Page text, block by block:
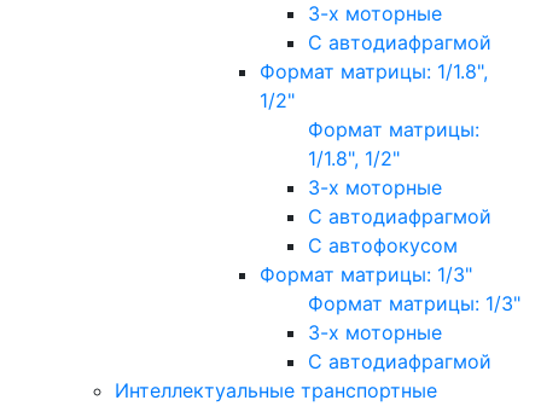
3-х моторные
С автодиафрагмой
Формат матрицы: 1/1.8",
1/2"
Формат матрицы:
1/1.8", 1/2"
3-х моторные
С автодиафрагмой
С автофокусом
Формат матрицы: 1/3"
Формат матрицы: 1/3"
3-х моторные
С автодиафрагмой
Интеллектуальные транспортные